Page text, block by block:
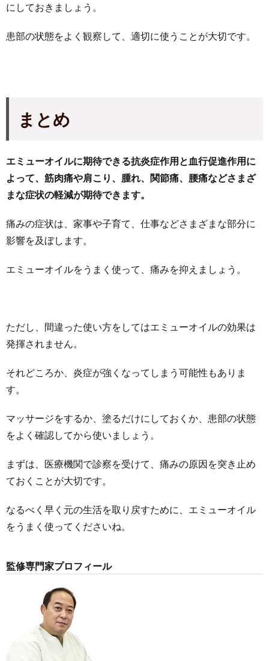
にしておきましょう。
患部の状態をよく観察して、適切に使うことが大切です。
まとめ
エミューオイルに期待できる抗炎症作用と血行促進作用に
よって、筋肉痛や肩こり、腫れ、関節痛、腰痛などさまざ
まな症状の軽減が期待できます。
痛みの症状は、家事や子育て、仕事などさまざまな部分に
影響を及ぼします。
エミューオイルをうまく使って、痛みを抑えましょう。
ただし、間違った使い方をしてはエミューオイルの効果は
発揮されません。
それどころか、炎症が強くなってしまう可能性もありま
す。
マッサージをするか、塗るだけにしておくか、患部の状態
をよく確認してから使いましょう。
まずは、医療機関で診察を受けて、痛みの原因を突き止め
ておくことが大切です。
なるべく早く元の生活を取り戻すために、エミューオイル
をうまく使ってくださいね。
監修専門家プロフィール